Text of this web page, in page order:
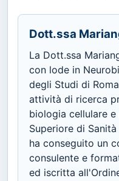
Dott.ssa
La Dott.ssa
con lode in
degli Studi di
attività di ricerca
biologia cellulare
Superiore di
ha conseguito un
consulente e
ed iscritta